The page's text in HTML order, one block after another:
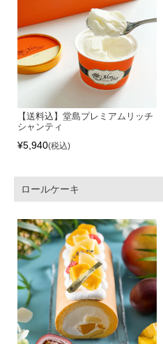
【送料込】堂島プレミアムリッチ
シャンティ
¥5,940 税込
ロールケーキ